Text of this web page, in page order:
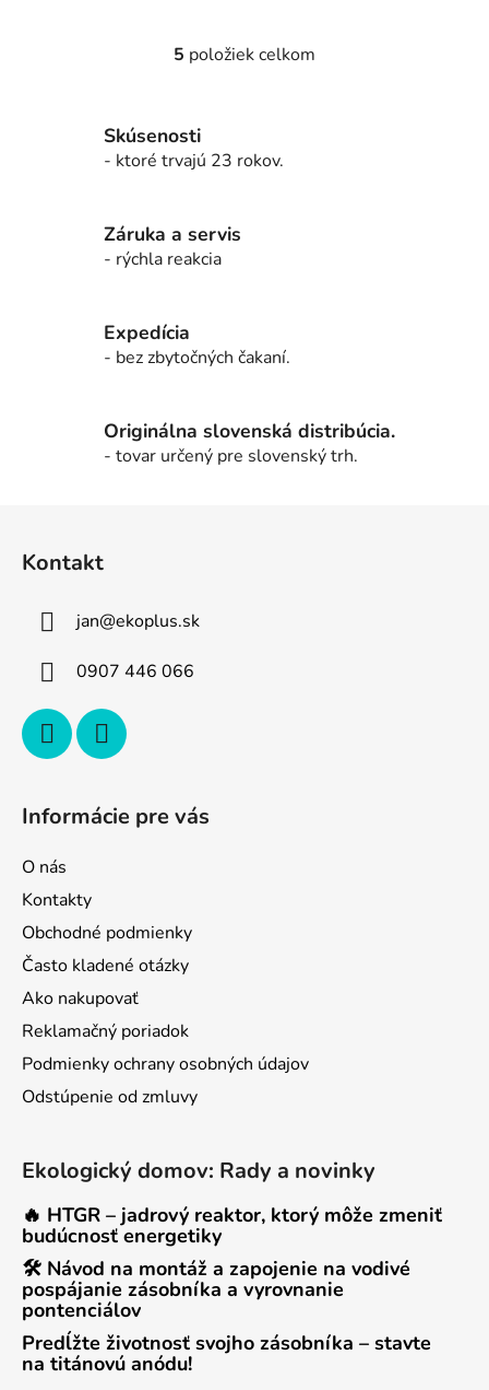
O
d
k
ý
p
5 položiek celkom
Skúsenosti
- ktoré trvajú 23 rokov.
Záruka a servis
- rýchla reakcia
Expedícia
- bez zbytočných čakaní.
Originálna slovenská distribúcia.
- tovar určený pre slovenský trh.
Kontakt
jan@ekoplus.sk
0907 446 066
Informácie pre vás
O nás
Kontakty
Obchodné podmienky
Často kladené otázky
Ako nakupovať
Reklamačný poriadok
Podmienky ochrany osobných údajov
Odstúpenie od zmluvy
Ekologický domov: Rady a novinky
🔥 HTGR – jadrový reaktor, ktorý môže zmeniť
budúcnosť energetiky
🛠 Návod na montáž a zapojenie na vodivé
pospájanie zásobníka a vyrovnanie
pontenciálov
Predĺžte životnosť svojho zásobníka – stavte
na titánovú anódu!